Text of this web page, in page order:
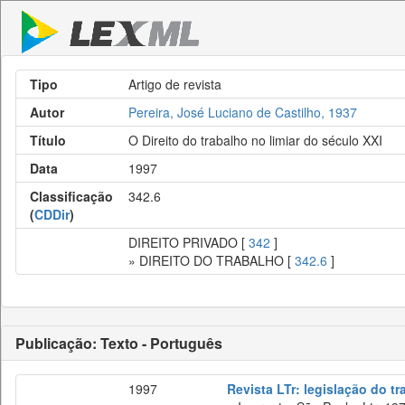
Tipo
Artigo de revista
Autor
Pereira, José Luciano de Castilho, 1937
Título
O Direito do trabalho no limiar do século XXI
Data
1997
Classificação
(CDDir)
342.6
DIREITO PRIVADO [ 342 ]
» DIREITO DO TRABALHO [ 342.6 ]
Publicação: Texto - Português
1997
Revista LTr: legislação do